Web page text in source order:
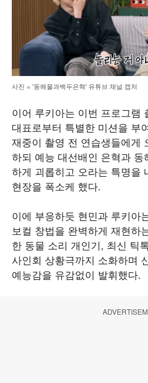
사진 = '동해물과백두은혁' 유튜브 채널 캡처
이어 루키아는 이번 프로그램
대표로부터 특별한 미션을 부
재중이 촬영 전 연습생들에게
하되 예능 대선배인 은혁과
하게 괴롭히고 오라는 특명을
현장을 폭소케 했다.
이에 부응하듯 현민과 루키아
보컬 창법을 완벽하게 재현하
한 동물 소리 개인기, 최신 틱
사인회 상황극까지 소화하며
예능감을 유감없이 발휘했다.